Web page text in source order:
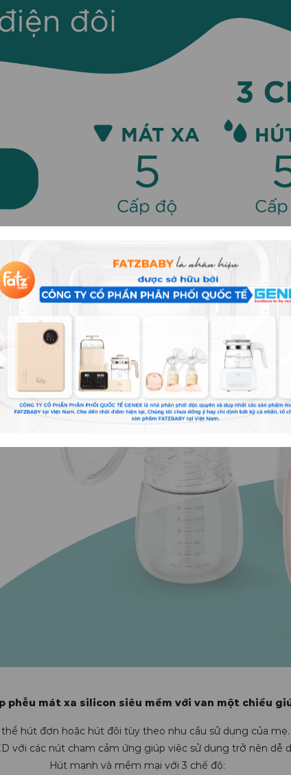
phễu mát xa silicon siêu mềm với van một chiều
thể hút đơn hoặc hút đôi tùy theo nhu cầu sử dụng của mẹ.
với các nút chạm cảm ứng giúp việc sử dụng trở nên dễ
Hút mạnh và mềm mại với 3 chế độ: